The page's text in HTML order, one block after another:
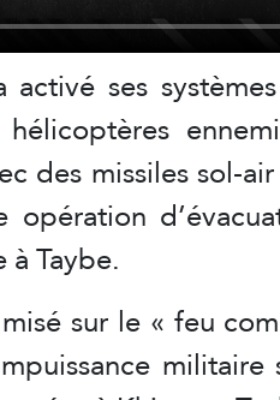
ses
des missiles sol-
opération
Taybe.
sur le « feu
militaire